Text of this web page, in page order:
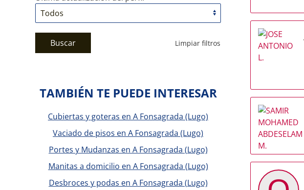
Buscar Limpiar filtros
TAMBIÉN TE PUEDE INTERESAR
Cubiertas y goteras en A Fonsagrada (Lugo)
Vaciado de pisos en A Fonsagrada (Lugo)
Portes y Mudanzas en A Fonsagrada (Lugo)
Manitas a domicilio en A Fonsagrada (Lugo)
Desbroces y podas en A Fonsagrada (Lugo)